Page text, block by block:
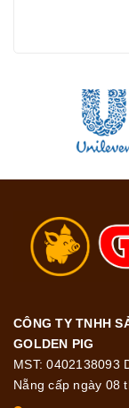
CÔNG TY TNHH
GOLDEN PIG
MST: 0402138093
Nẵng cấp ngày 08